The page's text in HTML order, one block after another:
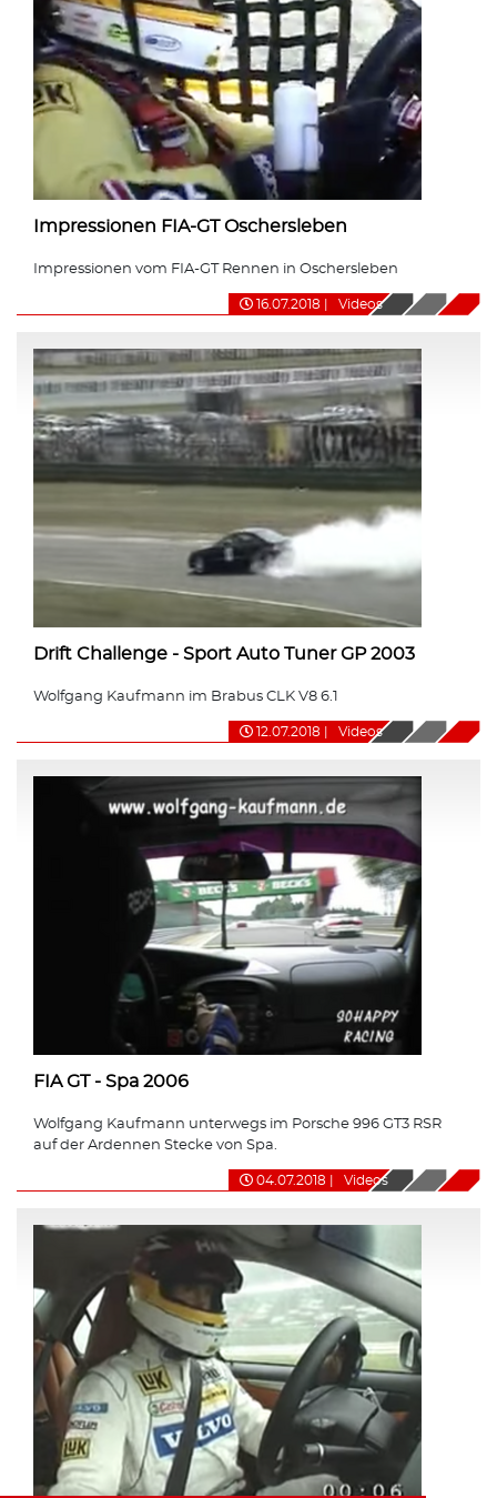
Impressionen FIA-GT Oschersleben
Impressionen vom FIA-GT Rennen in Oschersleben
16.07.2018 Videos
Drift Challenge - Sport Auto Tuner GP 2003
Wolfgang Kaufmann im Brabus CLK V8 6.1
12.07.2018 Videos
FIA GT - Spa 2006
Wolfgang Kaufmann unterwegs im Porsche 996 GT3 RSR
auf der Ardennen Stecke von Spa.
04.07.2018 Videos